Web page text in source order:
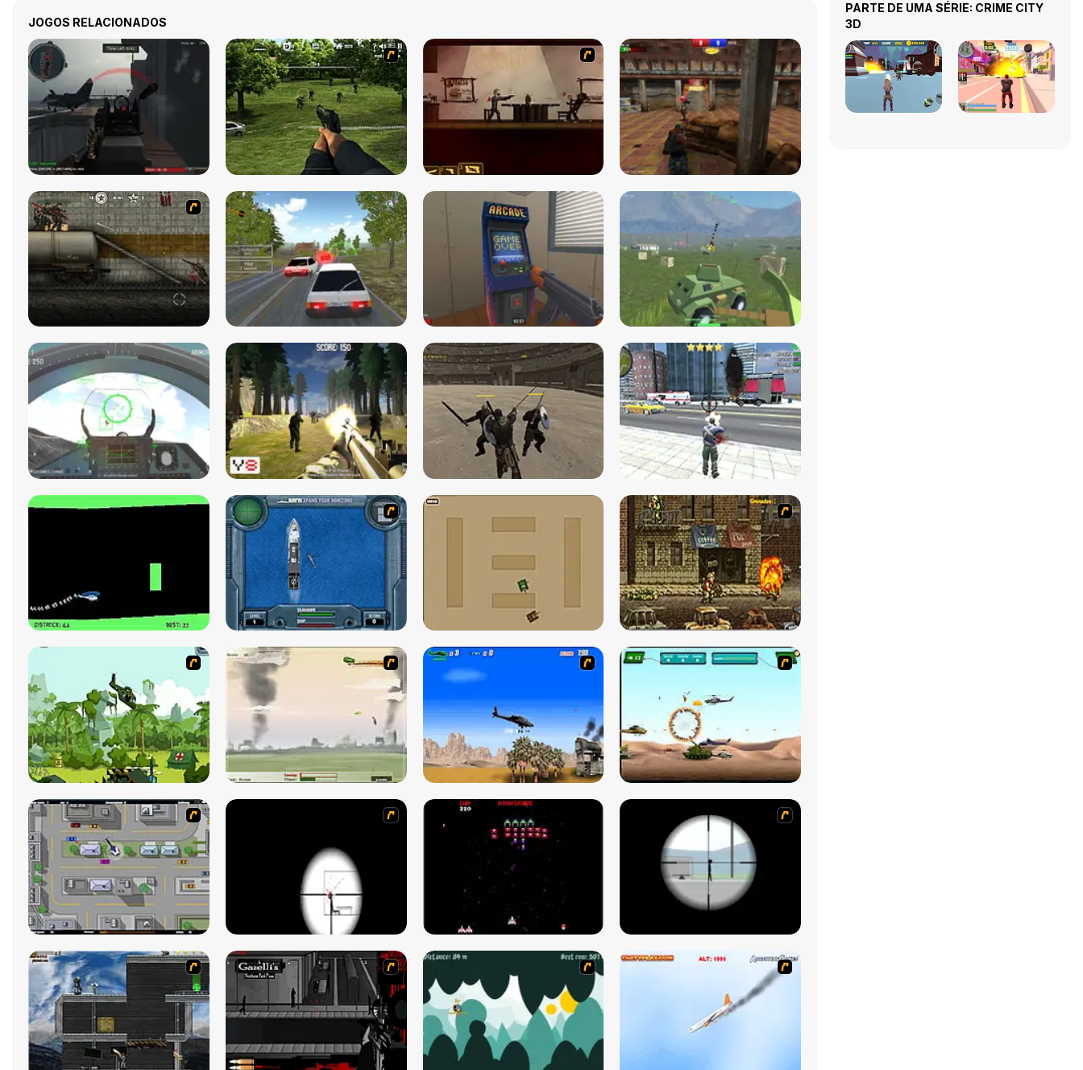
JOGOS RELACIONADOS
PARTE DE UMA SÉRIE: CRIME CITY
3D